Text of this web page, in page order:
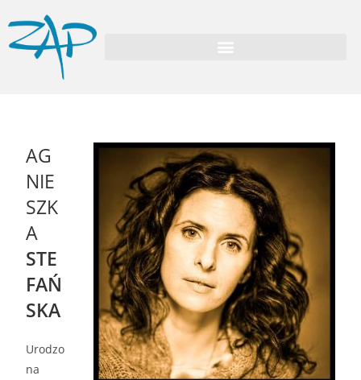
AG
NIE
SZK
A
STE
FAŃ
SKA
Urodzo
na